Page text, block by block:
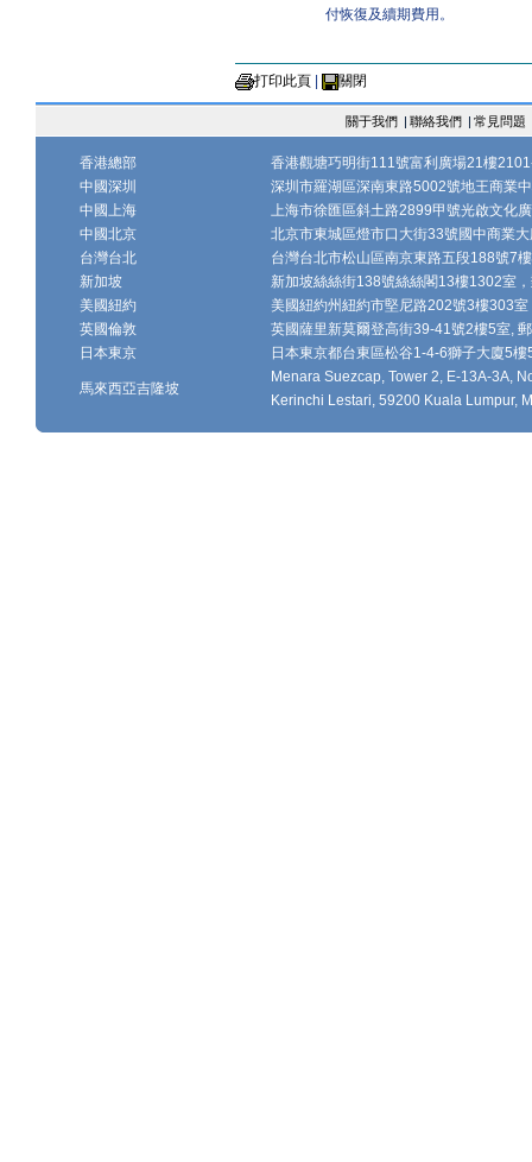
付恢復及續期費用。
打印此頁 關閉
關于我們 | 聯絡我們 | 常見問題
香港總部
香港觀塘巧明街111號富利廣場21樓
中國深圳
深圳市羅湖區深南東路5002號地王商業
中國上海
上海市徐匯區斜土路2899甲號光啟文化
中國北京
北京市東城區燈市口大街33號國中商業
台灣台北
台灣台北市松山區南京東路五段188號7
新加坡
新加坡絲絲街138號絲絲閣13樓1302室
美國紐約
美國紐約州紐約市堅尼路202號3樓303
英國倫敦
英國薩里新莫爾登高街39-41號2樓5室,
日本東京
日本東京都台東區松谷1-4-6獅子大廈5
馬來西亞吉隆坡
Menara Suezcap, Tower 2, E-13A-3A,
Kerinchi Lestari, 59200 Kuala Lumpur,